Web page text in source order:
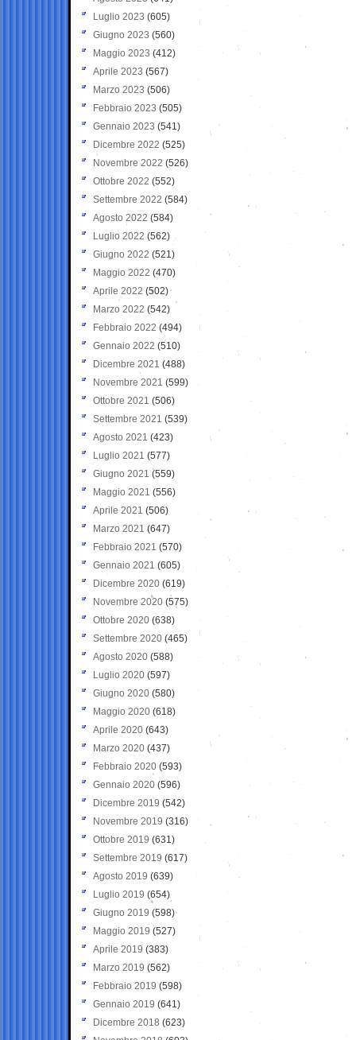
Luglio 2023 (605)
Giugno 2023 (560)
Maggio 2023 (412)
Aprile 2023 (567)
Marzo 2023 (506)
Febbraio 2023 (505)
Gennaio 2023 (541)
Dicembre 2022 (525)
Novembre 2022 (526)
Ottobre 2022 (552)
Settembre 2022 (584)
Agosto 2022 (584)
Luglio 2022 (562)
Giugno 2022 (521)
Maggio 2022 (470)
Aprile 2022 (502)
Marzo 2022 (542)
Febbraio 2022 (494)
Gennaio 2022 (510)
Dicembre 2021 (488)
Novembre 2021 (599)
Ottobre 2021 (506)
Settembre 2021 (539)
Agosto 2021 (423)
Luglio 2021 (577)
Giugno 2021(559)
Maggio 2021 (556)
Aprile 2021 (506)
Marzo 2021 (647)
Febbraio 2021 (570)
Gennaio 2021 (605)
Dicembre 2020 (619)
Novembre 2020 (575)
Ottobre 2020 (638)
Settembre 2020(465)
Agosto 2020 (588)
Luglio 2020 (597)
Giugno 2020 (580)
Maggio 2020 (618)
Aprile 2020 (643)
Marzo 2020 (437)
Febbraio 2020 (593)
Gennaio 2020 (596)
Dicembre 2019 (542)
Novembre 2019 (316)
Ottobre 2019 (631)
Settembre 2019 (617)
Agosto 2019 (639)
Luglio 2019 (654)
Giugno 2019 (598)
Maggio 2019 (527)
Aprile 2019 (383)
Marzo 2019 (562)
Febbraio 2019 (598)
Gennaio 2019 (641)
Dicembre 2018 (623)